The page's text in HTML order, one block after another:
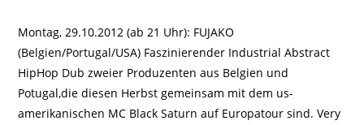
Montag, 29.10.2012 (ab 21 Uhr): FUJAKO
(Belgien/Portugal/USA) Faszinierender Industrial Abstract
HipHop Dub zweier Produzenten aus Belgien und
Potugal,die diesen Herbst gemeinsam mit dem us-
amerikanischen MC Black Saturn auf Europatour sind. Very